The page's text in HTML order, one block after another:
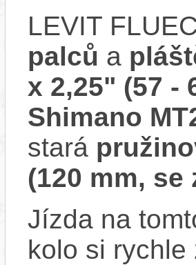
LEVIT
palců a
x 2,25" (57 -
Shimano
stará
(120 mm,
Jízda na
kolo si rychle